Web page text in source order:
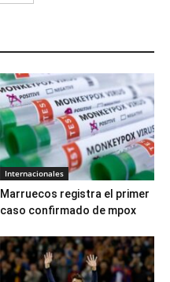
Internacionales
Marruecos registra el primer
caso confirmado de mpox